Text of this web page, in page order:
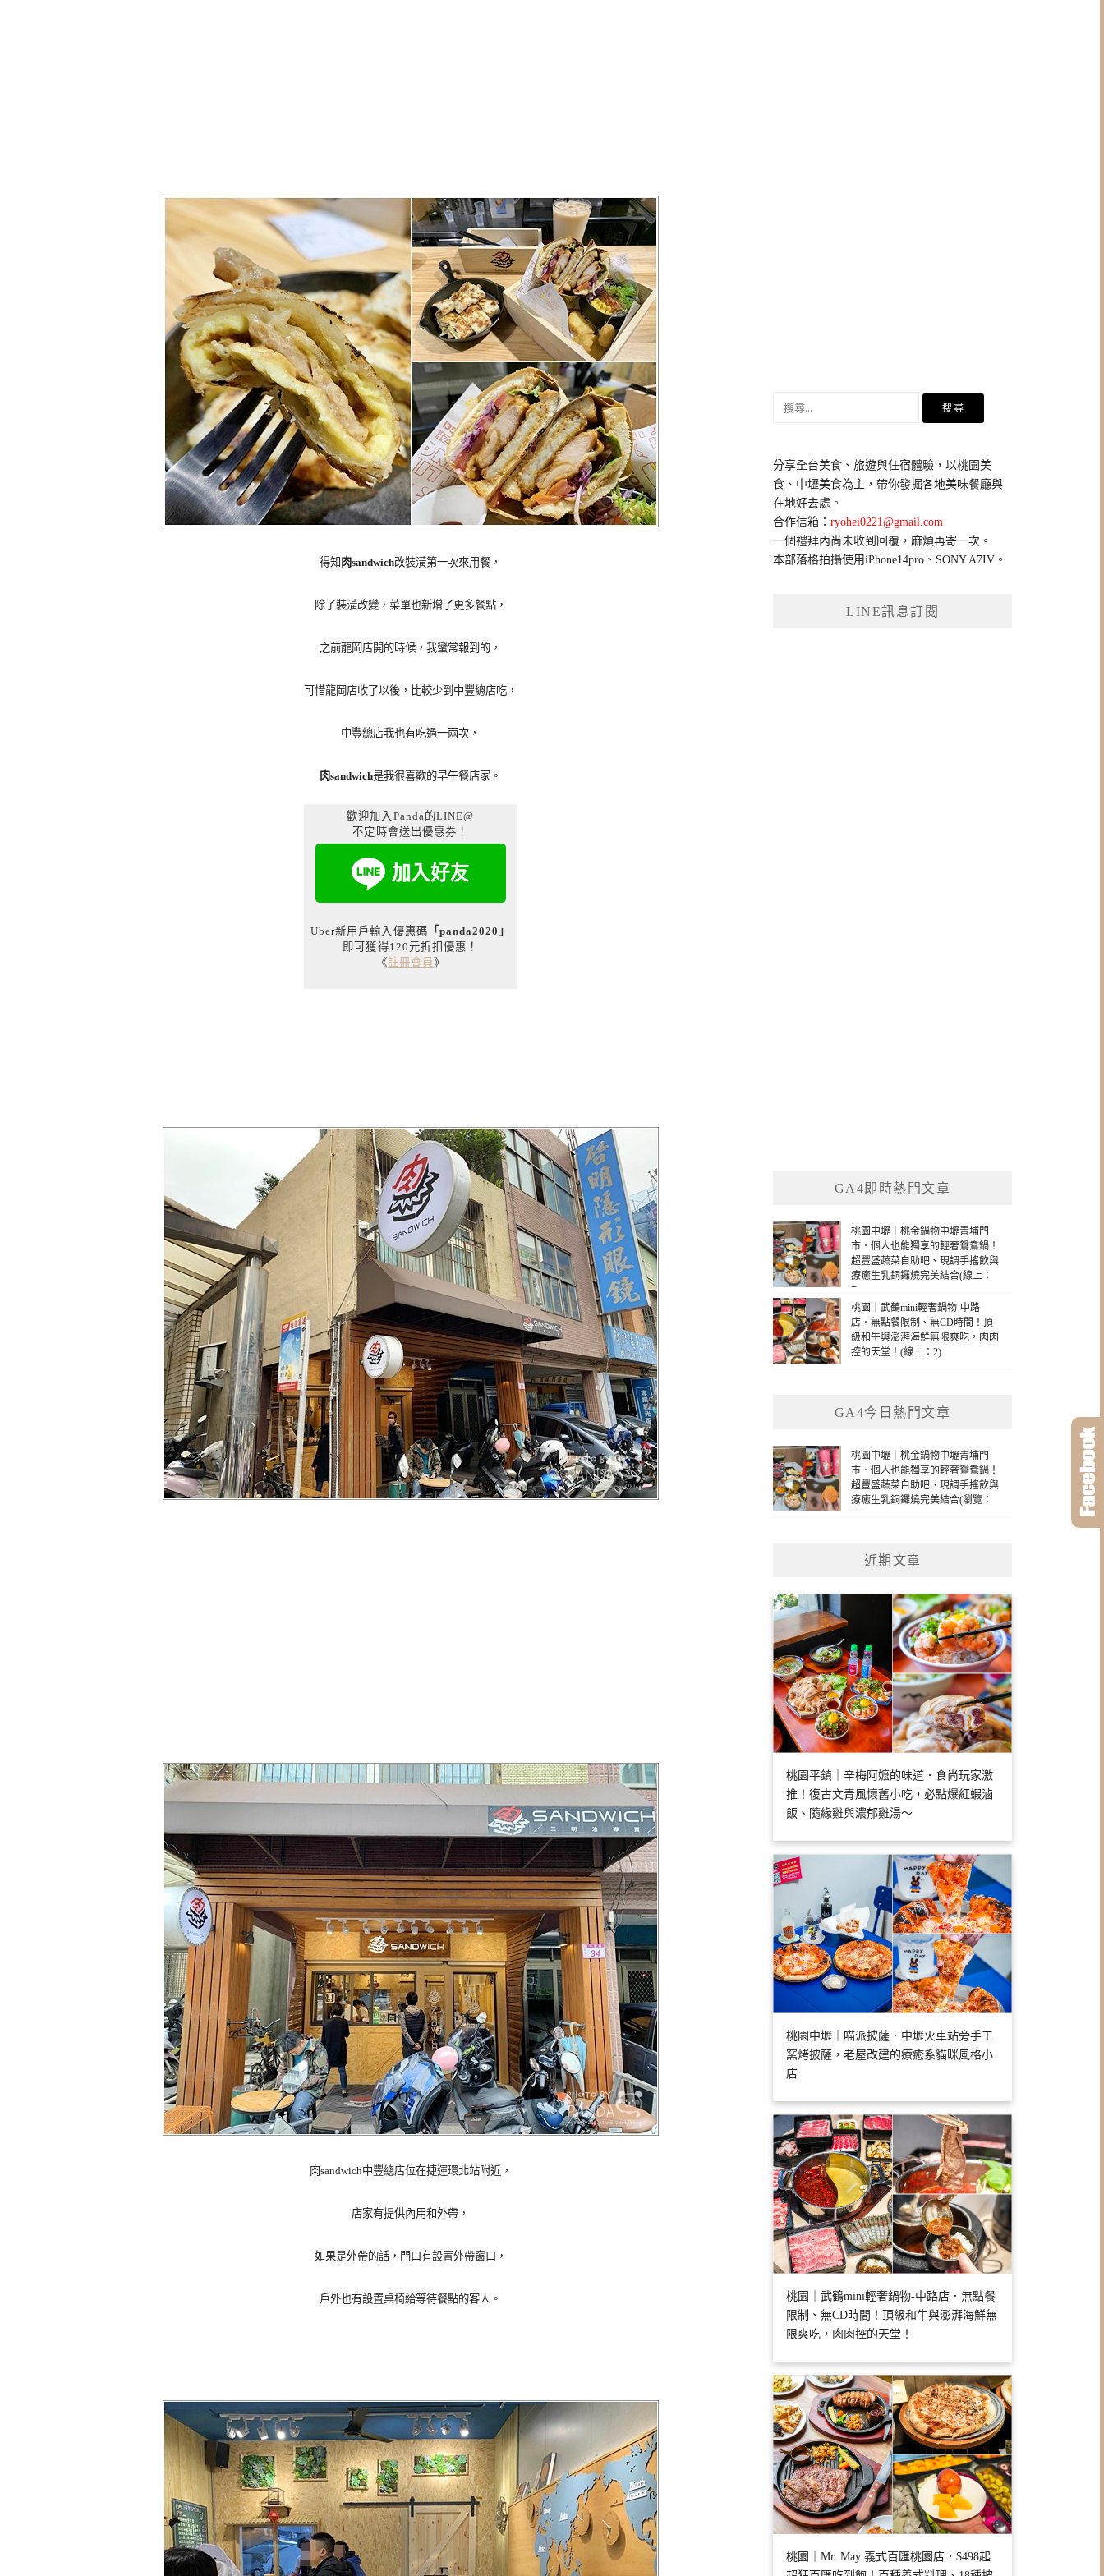
得知 肉sandwich改裝潢第一次來用餐，
除了裝潢改變，菜單也新增了更多餐點，
之前龍岡店開的時候，我蠻常報到的，
可惜龍岡店收了以後，比較少到中豐總店吃，
中豐總店我也有吃過一兩次，
肉sandwich是我很喜歡的早午餐店家。
歡迎加入Panda的LINE@
不定時會送出優惠券！
Uber新用戶輸入優惠碼 「panda2020」
即可獲得120元折扣優惠！
《註冊會員 》
肉sandwich中豐總店位在捷運環北站附近，
店家有提供內用和外帶，
如果是外帶的話，門口有設置外帶窗口，
戶外也有設置桌椅給等待餐點的客人。
鍵
字:
分享全台美食、旅遊與住宿體驗，以桃園美
食、中壢美食為主，帶你發掘各地美味餐廳與
在地好去處。
合作信箱：ryohei0221@gmail.com
一個禮拜內尚未收到回覆，麻煩再寄一次。
本部落格拍攝使用iPhone14pro、SONY A7IV。
LINE訊息訂閱
GA4即時熱門文章
桃園中壢｜桃金鍋物中壢青埔門
市．個人也能獨享的輕奢鴛鴦鍋！
超豐盛蔬菜自助吧、現調手搖飲與
療癒生乳銅鑼燒完美結合(線上：
7)
桃園｜武鶴mini輕奢鍋物-中路
店．無點餐限制、無CD時間！頂
級和牛與澎湃海鮮無限爽吃，肉肉
控的天堂！(線上：2)
GA4今日熱門文章
桃園中壢｜桃金鍋物中壢青埔門
市．個人也能獨享的輕奢鴛鴦鍋！
超豐盛蔬菜自助吧、現調手搖飲與
療癒生乳銅鑼燒完美結合(瀏覽：
17)
近期文章
桃園平鎮｜辛梅阿嬤的味道．食尚玩家激
推！復古文青風懷舊小吃，必點爆紅蝦滷
飯、隨緣雞與濃郁雞湯～
桃園中壢｜喵派披薩．中壢火車站旁手工
窯烤披薩，老屋改建的療癒系貓咪風格小
店
桃園｜武鶴mini輕奢鍋物-中路店．無點餐
限制、無CD時間！頂級和牛與澎湃海鮮無
限爽吃，肉肉控的天堂！
桃園｜Mr. May 義式百匯桃園店．$498起